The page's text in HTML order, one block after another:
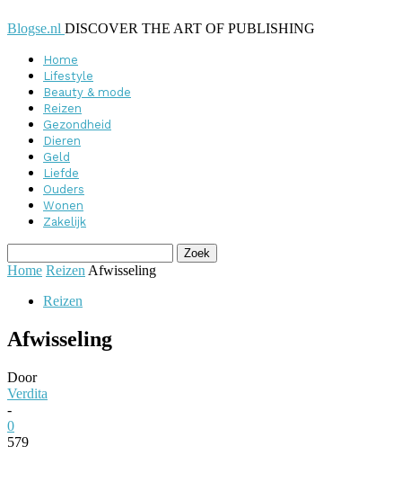
Blogse.nl DISCOVER THE ART OF PUBLISHING
Home
Lifestyle
Beauty & mode
Reizen
Gezondheid
Dieren
Geld
Liefde
Ouders
Wonen
Zakelijk
Home Reizen Afwisseling
Reizen
Afwisseling
Door
Verdita
-
0
579